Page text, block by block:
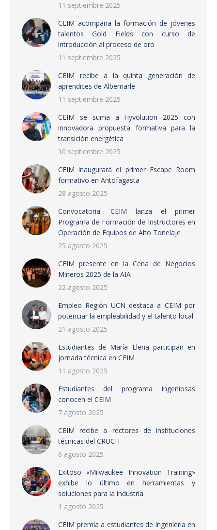
11 septiembre 2025
CEIM acompaña la formación de jóvenes
talentos Gold Fields con curso de
introducción al proceso de oro
11 septiembre 2025
CEIM recibe a la quinta generación de
aprendices de Albemarle
11 septiembre 2025
CEIM se suma a Hyvolution 2025 con
innovadora propuesta formativa para la
transición energética
10 septiembre 2025
CEIM inaugurará el primer Escape Room
formativo en Antofagasta
28 agosto 2025
Convocatoria: CEIM lanza el primer
Programa de Formación de Instructores en
Operación de Equipos de Alto Tonelaje
25 agosto 2025
CEIM presente en la Cena de Negocios
Mineros 2025 de la AIA
22 agosto 2025
Empleo Región UCN destaca a CEIM por
potenciar la empleabilidad y el talento local
21 agosto 2025
Estudiantes de María Elena participan en
jornada técnica en CEIM
11 agosto 2025
Estudiantes del programa Ingeniosas
conocen el CEIM
7 agosto 2025
CEIM recibe a rectores de instituciones
técnicas del CRUCH
6 agosto 2025
Exitoso «Milwaukee Innovation Training»
exhibe lo último en herramientas y
soluciones para la industria
1 agosto 2025
CEIM premia a estudiantes de ingeniería en